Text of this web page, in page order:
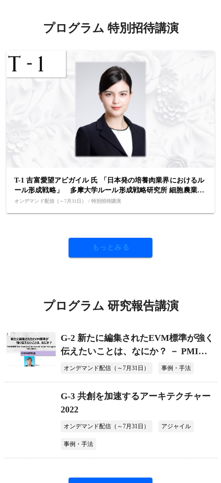
プログラム 特別招待講演
T-1 吉富愛望アビガイル 氏 「日本発の培養肉業界におけるル
ール形成戦略」 多摩大学ルール形成戦略研究所 細胞農業研
究会事務局 広報委員長、欧州系投資銀行M&Aアドバイザリ
オンデマンド配信（～7月31日） / 特別招待講演
もっとみる
プログラム 研究報告講演
G-2 新たに編集されたEVM標準が強く
伝えたいことは、なにか？ － PMI新
標準「The Standard for Earned Value
オンデマンド配信（～7月31日） 事例・手法
G-3 共創を加速するアーキテクチャー
2022
オンデマンド配信（～7月31日） アジャイル
事例・手法